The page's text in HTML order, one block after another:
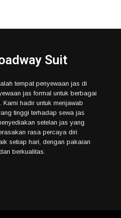
Suit
tempat penyewaan jas di
jas formal untuk berbagai
Kami hadir untuk menjawab
tinggi terhadap sewa jas
setelan jas yang
rasa percaya diri
setiap hari, dengan pakaian
berkualitas.